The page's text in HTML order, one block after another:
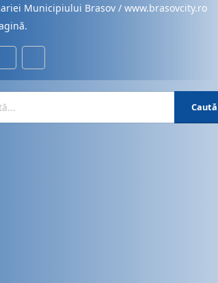
Municipiului Brasov / www.brasovcity.ro
Caută